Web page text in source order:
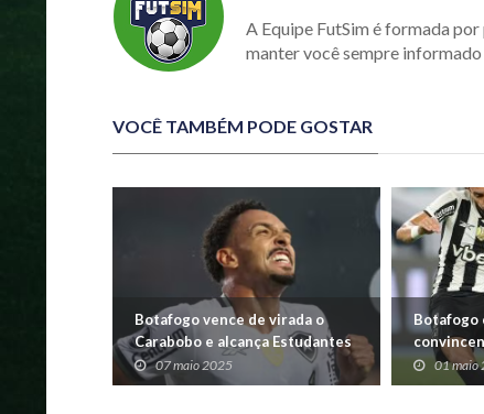
A Equipe FutSim é formada
manter você sempre
VOCÊ TAMBÉM PODE GOSTAR
Botafogo vence de virada o
Carabobo e alcança Estudantes
no grupo A da Libertadores
07 maio 2025
Botafogo
01 maio